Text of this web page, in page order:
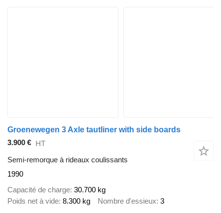
Groenewegen 3 Axle tautliner with side boards
3.900 € HT
Semi-remorque à rideaux coulissants
1990
Capacité de charge 30.700 kg
Poids net à vide 8.300 kg Nombre d'essieux 3